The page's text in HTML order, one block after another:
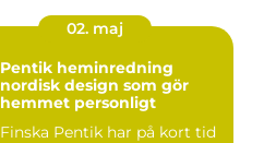
02. maj
Pentik heminredning
nordisk design som gör
hemmet personligt
Finska Pentik har på kort tid